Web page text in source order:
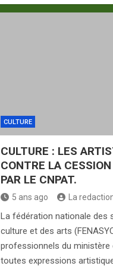
CULTURE
CULTURE : LES
CONTRE LA CESSION
PAR LE CNPAT.
5 ans ago La
La fédération nationale des
culture et des arts
professionnels du
toutes expressions